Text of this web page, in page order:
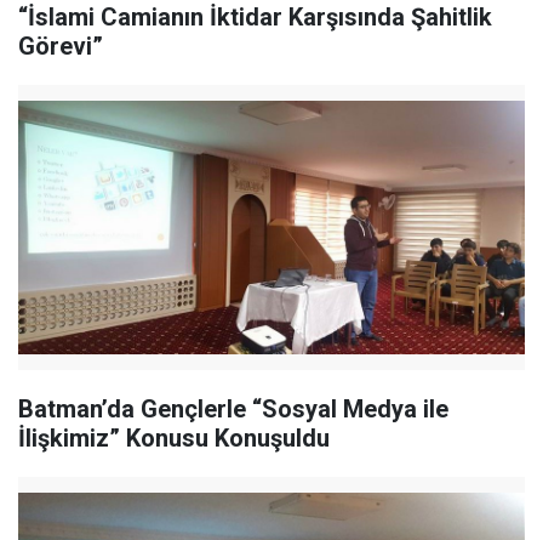
“İslami Camianın İktidar Karşısında Şahitlik
Görevi”
Batman’da Gençlerle “Sosyal Medya ile
İlişkimiz” Konusu Konuşuldu